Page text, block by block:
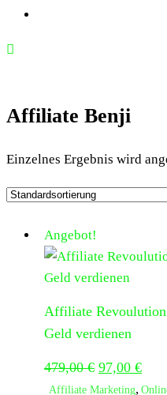
Affiliate Benji
Einzelnes Ergebnis wird
Angebot!
Affiliate
Geld verdienen
479,00€
Preis
97,00 €
Affiliate Marketing,